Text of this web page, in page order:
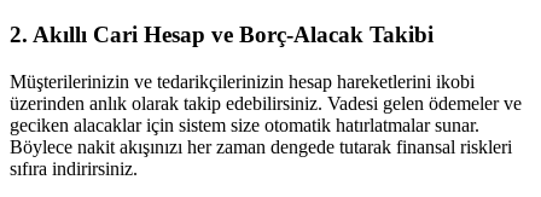
2. Akıllı Cari Hesap ve Borç-Alacak Takibi
Müşterilerinizin ve tedarikçilerinizin hesap hareketlerini ikobi
üzerinden anlık olarak takip edebilirsiniz. Vadesi gelen ödemeler ve
geciken alacaklar için sistem size otomatik hatırlatmalar sunar.
Böylece nakit akışınızı her zaman dengede tutarak finansal riskleri
sıfıra indirirsiniz.